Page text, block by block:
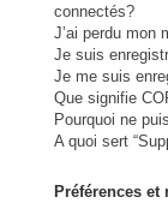
connectés?
J’ai perdu mon
Je suis
Je me suis
Que signifie
Pourquoi ne
A quoi sert
Préférences et